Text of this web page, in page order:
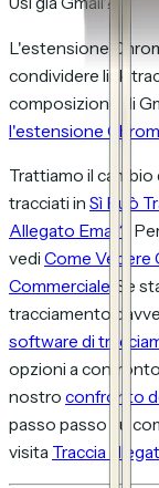
L'estensione
condividere link
composizione di
l'estensione
Trattiamo il
tracciati in Sì Può
Allegato Email? .
vedi Come Vedere
Commerciale . Se
tracciamento
software di
opzioni a
nostro confronto
passo passo su
visita Traccia